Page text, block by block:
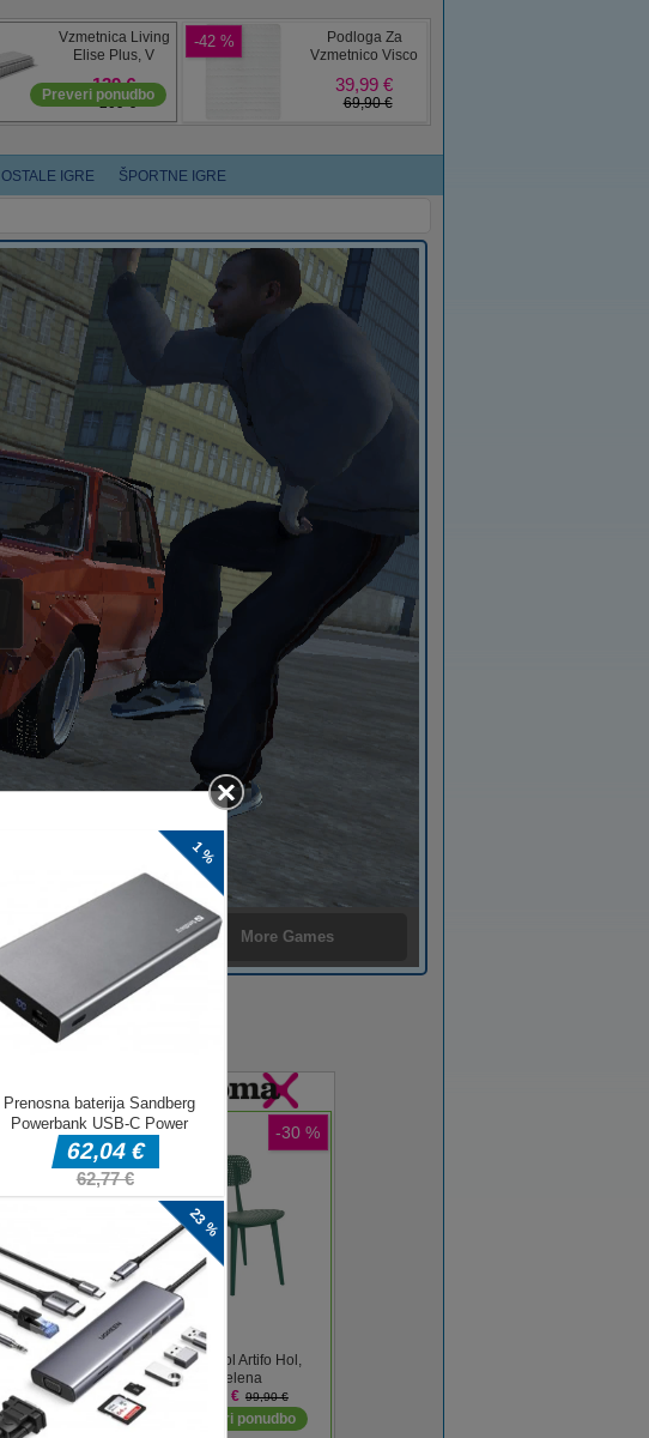
OSTALE IGRE ŠPORTNE IGRE